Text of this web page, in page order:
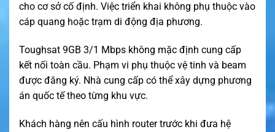
cho cơ sở cố định. Việc triển khai không phụ thuộc vào
cáp quang hoặc trạm di động địa phương.
Toughsat 9GB 3/1 Mbps không mặc định cung cấp
kết nối toàn cầu. Phạm vi phụ thuộc vệ tinh và beam
được đăng ký. Nhà cung cấp có thể xây dựng phương
án quốc tế theo từng khu vực.
Khách hàng nên cấu hình router trước khi đưa hệ